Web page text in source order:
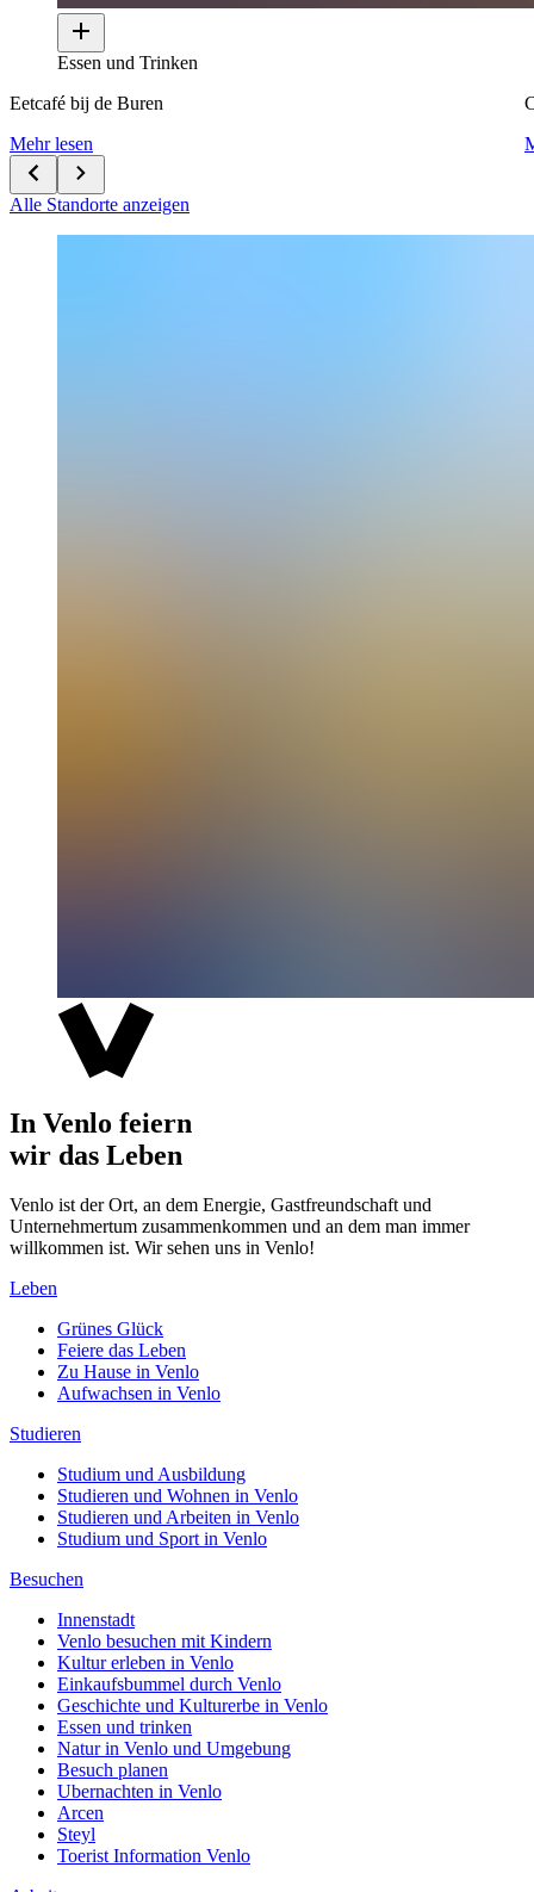
Essen und Trinken
Eetcafé bij de Buren
Mehr lesen
Alle Standorte anzeigen
In Venlo feiern
wir das Leben
Venlo ist der Ort, an dem Energie, Gastfreundschaft und
Unternehmertum zusammenkommen und an dem man immer
willkommen ist. Wir sehen uns in Venlo!
Leben
Grünes Glück
Feiere das Leben
Zu Hause in Venlo
Aufwachsen in Venlo
Studieren
Studium und Ausbildung
Studieren und Wohnen in Venlo
Studieren und Arbeiten in Venlo
Studium und Sport in Venlo
Besuchen
Innenstadt
Venlo besuchen mit Kindern
Kultur erleben in Venlo
Einkaufsbummel durch Venlo
Geschichte und Kulturerbe in Venlo
Essen und trinken
Natur in Venlo und Umgebung
Besuch planen
Ubernachten in Venlo
Arcen
Steyl
Toerist Information Venlo